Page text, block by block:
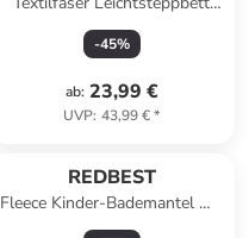
Atlanta in weiß
-45%
ab: 23,99 €
UVP: 43,99 €*
REDBEST
Fleece Kinder-Bademantel mit
Kapuze Perris in mauve